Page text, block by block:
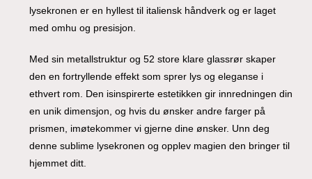
lysekronen er en hyllest til italiensk håndverk og er laget
med omhu og presisjon.
Med sin metallstruktur og 52 store klare glassrør skaper
den en fortryllende effekt som sprer lys og eleganse i
ethvert rom. Den isinspirerte estetikken gir innredningen din
en unik dimensjon, og hvis du ønsker andre farger på
prismen, imøtekommer vi gjerne dine ønsker. Unn deg
denne sublime lysekronen og opplev magien den bringer til
hjemmet ditt.